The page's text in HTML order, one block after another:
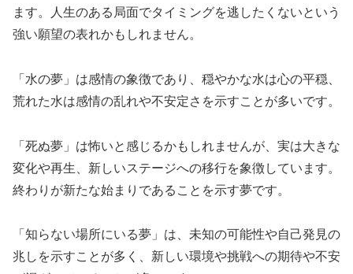
ます。人生のある局面でタイミングを逃したくないという
強い願望の表れかもしれません。
「水の夢」は感情の象徴であり、穏やかな水は心の平穏、
荒れた水は感情の乱れや不安定さを示すことが多いです。
「死ぬ夢」は怖いと感じるかもしれませんが、実は大きな
変化や再生、新しいステージへの移行を象徴しています。
終わりが新たな始まりであることを示す夢です。
「知らない場所にいる夢」は、未知の可能性や自己発見の
兆しを示すことが多く、新しい環境や挑戦への期待や不安